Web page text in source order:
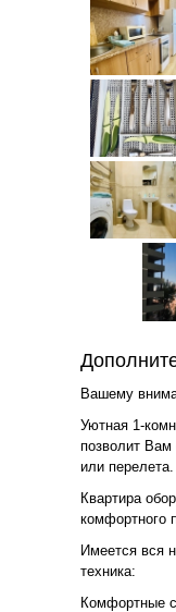
Вашему
Уютная 1-
позволит Вам
или перелета.
Квартира
комфортного
Имеется вся
техника:
Комфортные